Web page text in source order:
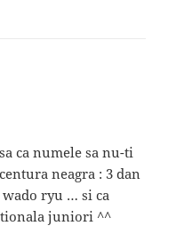
ca numele sa nu-ti
neagra : 3 dan
wado ryu … si ca
juniori ^^